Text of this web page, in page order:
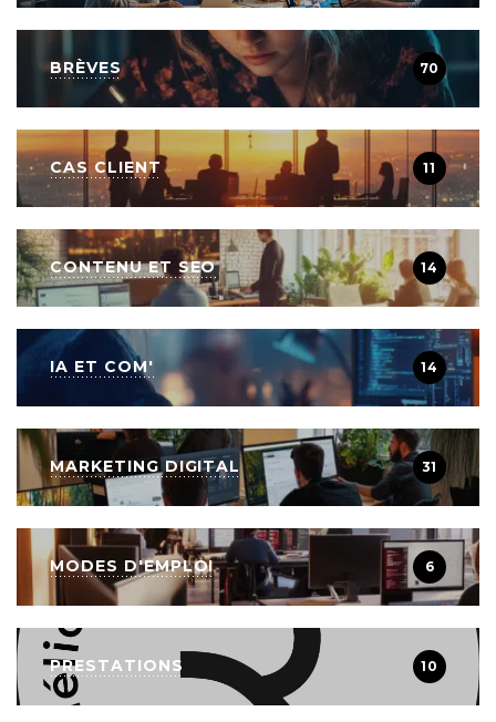
BRÈVES 70
CAS CLIENT 11
CONTENU ET SEO 14
IA ET COM' 14
MARKETING DIGITAL 31
MODES D'EMPLOI 6
PRESTATIONS 10